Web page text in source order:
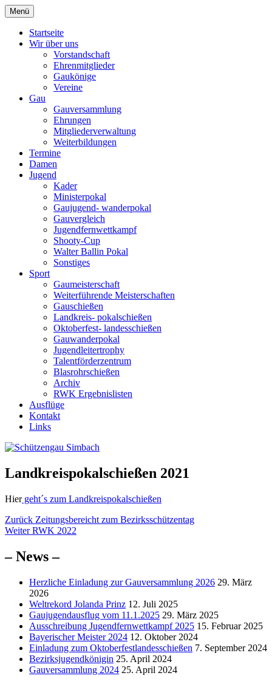
Zum
Inhalt
springen
Schützengau Simbach
Menü
Startseite
Wir über uns
Vorstandschaft
Ehrenmitglieder
Gaukönige
Vereine
Gau
Gauversammlung
Ehrungen
Mitgliederverwaltung
Weiterbildungen
Termine
Damen
Jugend
Kader
Ministerpokal
Gaujugend- wanderpokal
Gauvergleich
Jugendfernwettkampf
Shooty-Cup
Walter Ballin Pokal
Sonstiges
Sport
Gaumeisterschaft
Weiterführende Meisterschaften
Gauschießen
Landkreis- pokalschießen
Oktoberfest- landesschießen
Gauwanderpokal
Jugendleitertrophy
Talentförderzentrum
Blasrohrschießen
Archiv
RWK Ergebnislisten
Ausflüge
Kontakt
Links
Landkreispokalschießen 2021
Hiergeht´s zum Landkreispokalschießen
Beitragsnavigation
Zurück Vorheriger
Beitrag:
Zeitungsbereicht zum Bezirksschützentag
Weiter Nächster
RWK 2022
– News –
Herzliche Einladung zur Gauversammlung 2026 29. März
2026
Weltrekord Jolanda Prinz 12. Juli 2025
Gaujugendausflug vom 11.1.2025 29. März 2025
Ausschreibung Jugendfernwettkampf 2025 15. Februar 2025
Bayerischer Meister 2024 12. Oktober 2024
Einladung zum Oktoberfestlandesschießen 7. September 2024
Bezirksjugendkönigin 25. April 2024
Gauversammlung 2024 25. April 2024